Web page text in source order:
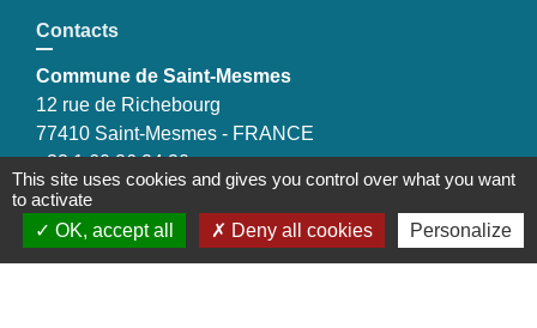
Contacts
Commune de Saint-Mesmes
12 rue de Richebourg
77410 Saint-Mesmes - FRANCE
+33 1 60 26 24 20
Liens
This site uses cookies and gives you control over what you want
to activate
OK, accept all
Deny all cookies Personalize